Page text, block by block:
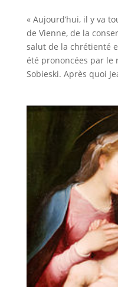
« Aujourd’hui, il y va
de Vienne, de la
salut de la chrétienté
été prononcées par le
Sobieski. Après quoi